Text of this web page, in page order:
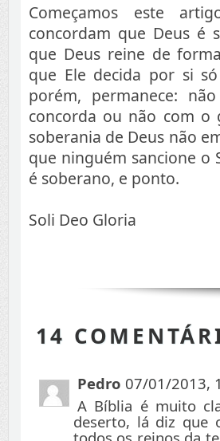
Começamos este
concordam que Deus é
que Deus reine de
que Ele decida por si
porém, permanece:
concorda ou não com o
soberania de Deus não
que ninguém sancione o
é soberano, e ponto.
Soli Deo Gloria
14
Pedro 07/01/2013,
A Bíblia é muito
deserto, lá diz que